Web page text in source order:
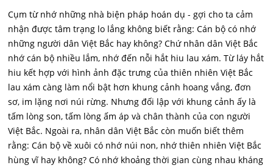
Cụm từ nhớ những nhà biện pháp hoán dụ - gợi cho ta cảm
nhận được tâm trạng lo lắng không biết rằng: Cán bộ có nhớ
những người dân Việt Bắc hay không? Chứ nhân dân Việt Bắc
nhớ cán bộ nhiều lắm, nhớ đến nỗi hắt hiu lau xám. Từ láy hắt
hiu kết hợp với hình ảnh đặc trưng của thiên nhiên Việt Bắc
lau xám càng làm nổi bật hơn khung cảnh hoang vắng, đơn
sơ, im lặng nơi núi rừng. Nhưng đối lập với khung cảnh ấy là
tấm lòng son, tấm lòng ấm áp và chân thành của con người
Việt Bắc. Ngoài ra, nhân dân Việt Bắc còn muốn biết thêm
rằng: Cán bộ về xuôi có nhớ núi non, nhớ thiên nhiên Việt Bắc
hùng vĩ hay không? Có nhớ khoảng thời gian cùng nhau kháng